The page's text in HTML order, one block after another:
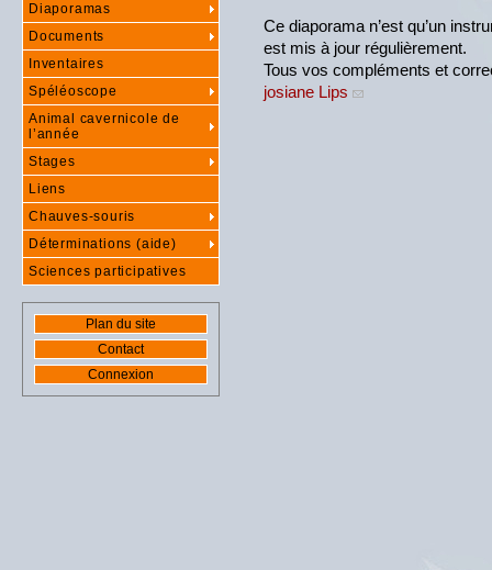
Ce diaporama n’est qu’un
est mis à jour régulièrement.
Tous vos compléments et
josiane Lips
Diaporamas
Documents
Inventaires
Spéléoscope
Animal cavernicole de
l’année
Stages
Liens
Chauves-souris
Déterminations (aide)
Sciences participatives
Plan du site
Contact
Connexion